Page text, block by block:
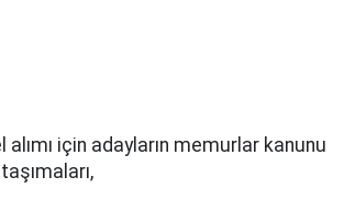
alımı için adayların memurlar kanunu